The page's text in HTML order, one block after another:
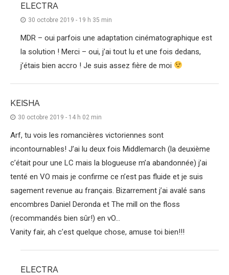
ELECTRA
30 octobre 2019 - 19 h 35 min
MDR – oui parfois une adaptation cinématographique est
la solution ! Merci – oui, j’ai tout lu et une fois dedans,
j’étais bien accro ! Je suis assez fière de moi
KEISHA
30 octobre 2019 - 14 h 02 min
Arf, tu vois les romancières victoriennes sont
incontournables! J’ai lu deux fois Middlemarch (la deuxième
c’était pour une LC mais la blogueuse m’a abandonnée) j’ai
tenté en VO mais je confirme ce n’est pas fluide et je suis
sagement revenue au français. Bizarrement j’ai avalé sans
encombres Daniel Deronda et The mill on the floss
(recommandés bien sûr!) en vO…
Vanity fair, ah c’est quelque chose, amuse toi bien!!!
ELECTRA